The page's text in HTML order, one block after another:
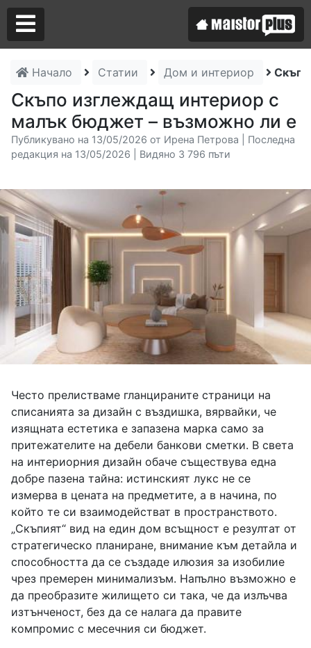
Начало Статии Дом и интериор
Скъпо изглеждащ интериор с
малък бюджет – възможно ли е
Публикувано на 13/05/2026 от Ирена Петрова | Последна
редакция на 13/05/2026 | Видяно 3 796 пъти
Често прелистваме гланцираните страници на
списанията за дизайн с въздишка, вярвайки, че
изящната естетика е запазена марка само за
притежателите на дебели банкови сметки. В света
на интериорния дизайн обаче съществува една
добре пазена тайна: истинският лукс не се
измерва в цената на предметите, а в начина, по
който те си взаимодействат в пространството.
„Скъпият“ вид на един дом всъщност е резултат от
стратегическо планиране, внимание към детайла и
способността да се създаде илюзия за изобилие
чрез премерен минимализъм. Напълно възможно е
да преобразите жилището си така, че да излъчва
изтънченост, без да се налага да правите
компромис с месечния си бюджет.
Аз съм майстор
Търся майстор